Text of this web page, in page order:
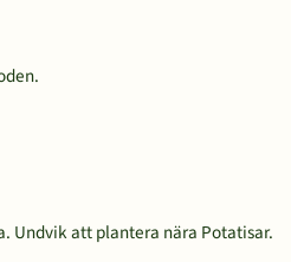
Undvik att plantera nära Potatisar.